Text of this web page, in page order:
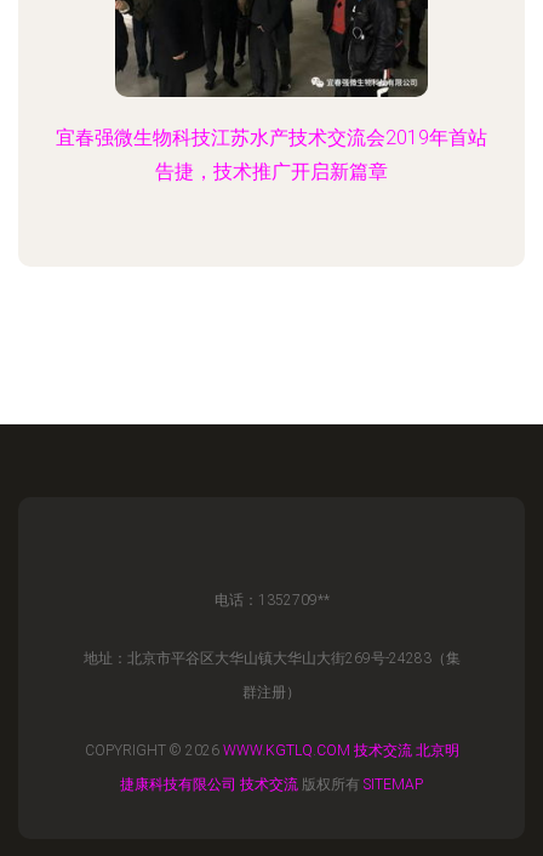
宜春强微生物科技江苏水产技术交流会2019年首站
告捷，技术推广开启新篇章
电话：1352709**
地址：北京市平谷区大华山镇大华山大街269号-24283（集
群注册）
COPYRIGHT © 2026 WWW.KGTLQ.COM 技术交流 北京明
捷康科技有限公司 技术交流 版权所有 SITEMAP